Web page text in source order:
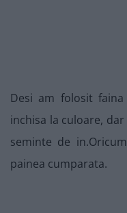
Desi am folosit
inchisa la culoare,
seminte de
painea cumparata.